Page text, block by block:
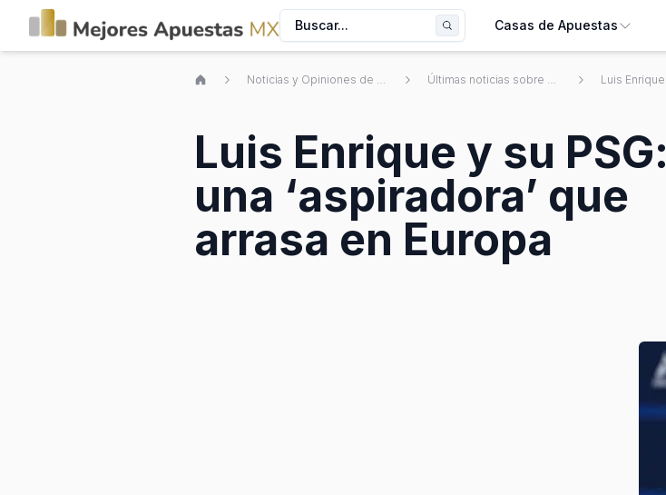
Buscar... Casas de Apuestas
Noticias y Opiniones de Apuestas Deportivas Mexicanas Últimas noticias sobre apuestas deportivas mexicanas
Luis Enrique y su PSG:
una ‘aspiradora’ que
arrasa en Europa